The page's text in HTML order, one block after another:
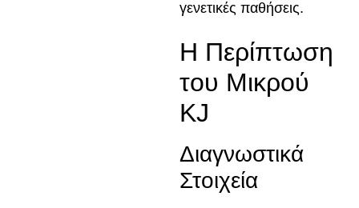
γενετικές παθήσεις.
Η Περίπτωση
του Μικρού
KJ
Διαγνωστικά
Στοιχεία